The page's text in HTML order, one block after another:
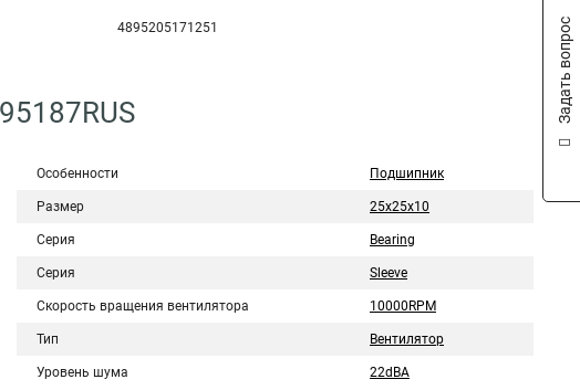
4895205171251
Особенности Подшипник
Размер 25x25x10
Серия Bearing
Серия Sleeve
Скорость вращения вентилятора 10000RPM
Тип Вентилятор
Уровень шума 22dBA
Задать вопрос